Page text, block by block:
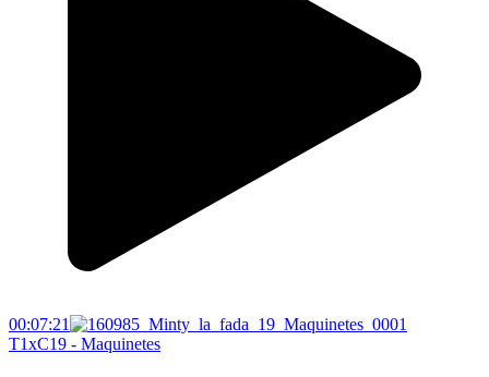
00:07:21
T1xC19 - Maquinetes